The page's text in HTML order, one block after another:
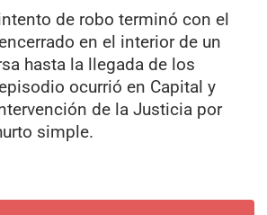
de robo terminó con el
en el interior de un
hasta la llegada de los
ocurrió en Capital y
de la Justicia por
simple.